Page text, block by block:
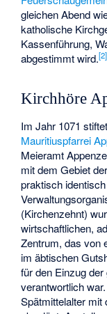
gleichen Abend
katholische
Kassenführung,
abgestimmt wird.[2]
Kirchhöre
Im Jahr 1071
Mauritiuspfarrei
Meieramt
mit dem Gebiet
praktisch
(Kirchenzehnt)
wirtschaftlichen,
Zentrum, das von
im äbtischen
für den Einzug
verantwortlich
Spätmittelalter mit